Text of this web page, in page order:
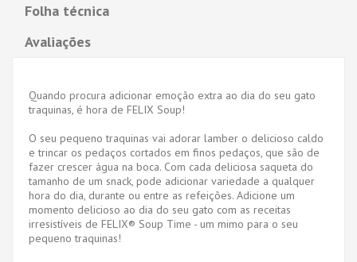
Folha técnica
Avaliações
Quando procura adicionar emoção extra ao dia do seu gato
traquinas, é hora de FELIX Soup!
O seu pequeno traquinas vai adorar lamber o delicioso caldo
e trincar os pedaços cortados em finos pedaços, que são de
fazer crescer água na boca. Com cada deliciosa saqueta do
tamanho de um snack, pode adicionar variedade a qualquer
hora do dia, durante ou entre as refeições. Adicione um
momento delicioso ao dia do seu gato com as receitas
irresistíveis de FELIX® Soup Time - um mimo para o seu
pequeno traquinas!